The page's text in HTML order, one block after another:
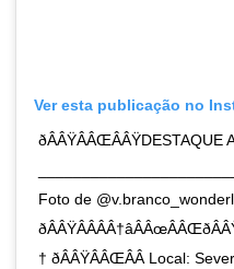
Ver esta publicação no
ðÂÂŸÂÂŒÂÂŸDESTAQUE
Foto de
† ðÂÂŸÂÂŒÂÂ Local: